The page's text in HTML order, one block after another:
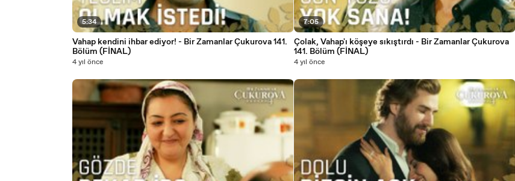
5:34
Vahap kendini ihbar ediyor! - Bir Zamanlar Çukurova 141.
Bölüm (FİNAL)
4 yıl önce
7:05
Çolak, Vahap'ı köşeye sıkıştırdı - Bir Zamanlar Çukurova
141. Bölüm (FİNAL)
4 yıl önce